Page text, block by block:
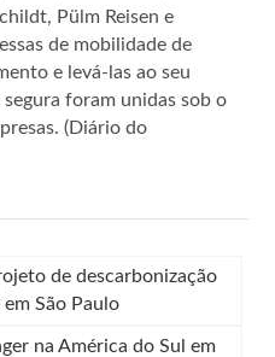
Pülm Reisen e
de mobilidade de
e levá-las ao seu
foram unidas sob o
(Diário do
de descarbonização
São Paulo
na América do Sul em